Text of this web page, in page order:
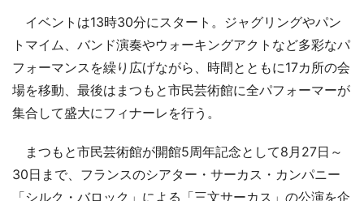
イベントは13時30分にスタート。ジャグリングやパン
トマイム、バンド演奏やウォーキングアクトなど多彩なパ
フォーマンスを繰り広げながら、時間とともに17カ所の会
場を移動、最後はまつもと市民芸術館に全パフォーマーが
集合して盛大にフィナーレを行う。
まつもと市民芸術館が開館5周年記念として8月27日～
30日まで、フランスのシアター・サーカス・カンパニー
「シルク・バロック」による「三文サーカス」の公演を企